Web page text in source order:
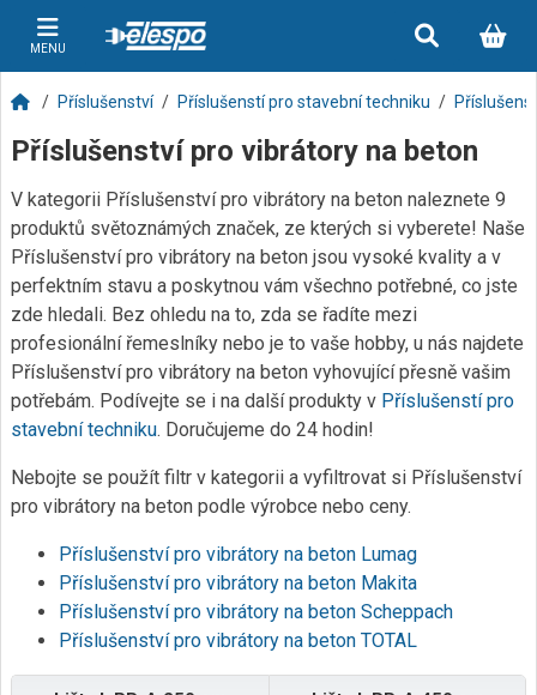
MENU
Příslušenství Příslušenstí pro stavební techniku
Příslušenství pro vibrátory na beton
V kategorii Příslušenství pro vibrátory na beton naleznete 9
produktů světoznámých značek, ze kterých si vyberete! Naše
Příslušenství pro vibrátory na beton jsou vysoké kvality a v
perfektním stavu a poskytnou vám všechno potřebné, co jste
zde hledali. Bez ohledu na to, zda se řadíte mezi
profesionální řemeslníky nebo je to vaše hobby, u nás najdete
Příslušenství pro vibrátory na beton vyhovující přesně vašim
potřebám. Podívejte se i na další produkty v Příslušenstí pro
stavební techniku. Doručujeme do 24 hodin!
Nebojte se použít filtr v kategorii a vyfiltrovat si Příslušenství
pro vibrátory na beton podle výrobce nebo ceny.
Příslušenství pro vibrátory na beton Lumag
Příslušenství pro vibrátory na beton Makita
Příslušenství pro vibrátory na beton Scheppach
Příslušenství pro vibrátory na beton TOTAL